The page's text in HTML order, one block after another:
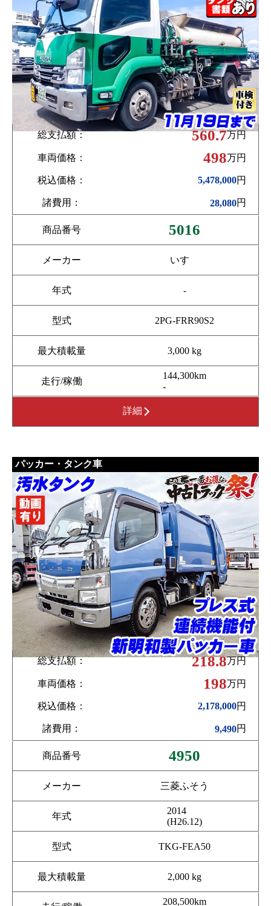
総支払額： 560.7万円
車両価格： 498万円
税込価格： 5,478,000円
諸費用： 28,080円
商品番号 5016
メーカー いすゞ
年式 -
型式 2PG-FRR90S2
最大積載量 3,000 kg
走行/稼働
144,300km
-
詳細
パッカー・タンク車
総支払額： 218.8万円
車両価格： 198万円
税込価格： 2,178,000円
諸費用： 9,490円
商品番号 4950
メーカー 三菱ふそう
年式
2014
(H26.12)
型式 TKG-FEA50
最大積載量 2,000 kg
208,500km